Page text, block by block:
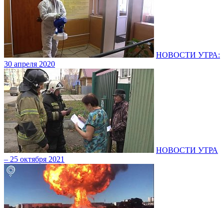
НОВОСТИ УТРА:
30 апреля 2020
НОВОСТИ УТРА
– 25 октября 2021